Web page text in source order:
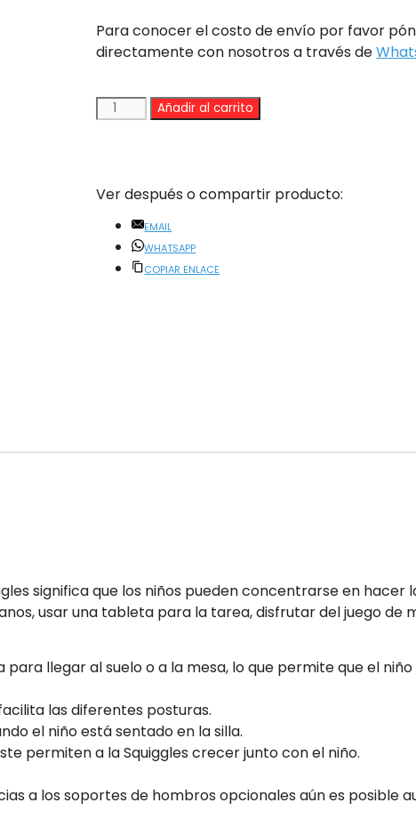
Para conocer el costo de envío por favor
directamente con nosotros a través de
Leckey
Añadir al carrito
Ver después o compartir producto:
EMAIL
WHATSAPP
COPIAR ENLACE
significa que los niños pueden concentrarse en
usar una tableta para la tarea, disfrutar del juego de
para llegar al suelo o a la mesa, lo que permite que el
las diferentes posturas.
el niño está sentado en la silla.
permiten a la Squiggles crecer junto con el niño.
a los soportes de hombros opcionales aún es posible